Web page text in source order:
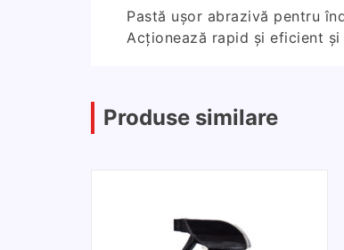
Pastă ușor abrazivă pentru
Acţionează rapid și eficient
Produse similare